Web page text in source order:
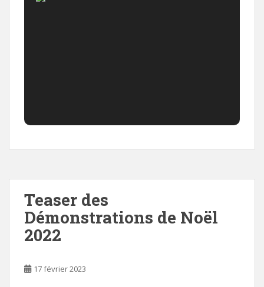
Teaser des
Démonstrations de Noël
2022
17 février 2023